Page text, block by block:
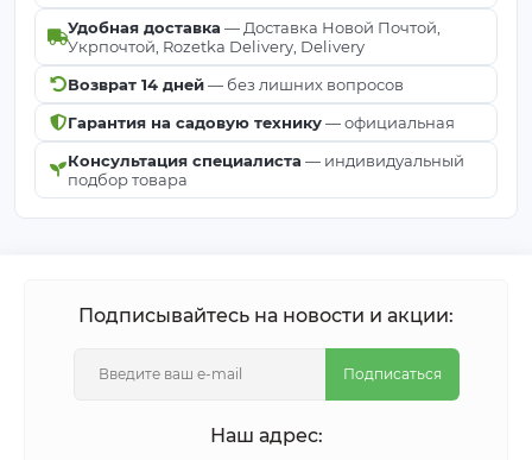
Удобная доставка — Доставка Новой Почтой,
Укрпочтой, Rozetka Delivery, Delivery
Возврат 14 дней— без лишних вопросов
Гарантия на садовую технику— официальная
Консультация специалиста — индивидуальный
подбор товара
Подписывайтесь на новости и акции:
Подписаться
Наш адрес: